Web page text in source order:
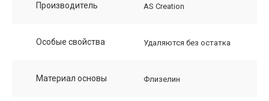
Производитель AS Creation
Особые свойства Удаляются без остатка
Материал основы Флизелин